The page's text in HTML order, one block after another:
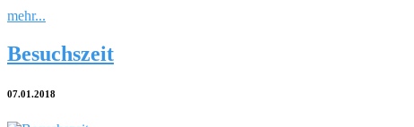
mehr...
Besuchszeit
07.01.2018